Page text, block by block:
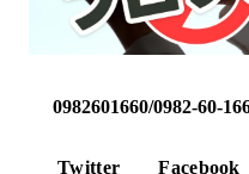
0982601660/0982-60-
Twitter Facebook